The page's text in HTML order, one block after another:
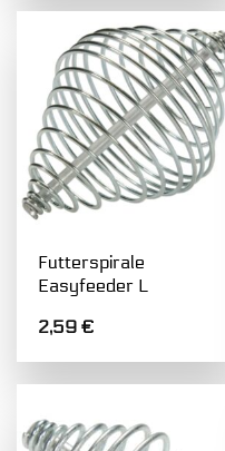
Futterspirale
Easyfeeder L
2,59€